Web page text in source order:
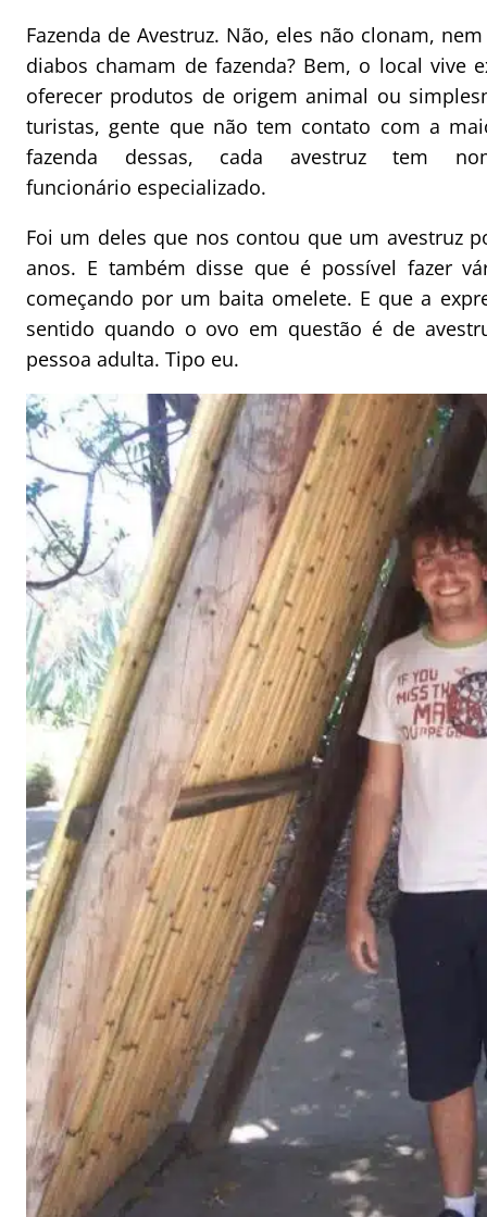
Fazenda de Avestruz. Não, eles não clonam,
diabos chamam de fazenda? Bem, o local vive
oferecer produtos de origem animal ou
turistas, gente que não tem contato com a
fazenda dessas, cada avestruz tem
funcionário especializado.
Foi um deles que nos contou que um avestruz
anos. E também disse que é possível fazer
começando por um baita omelete. E que a
sentido quando o ovo em questão é de
pessoa adulta. Tipo eu.